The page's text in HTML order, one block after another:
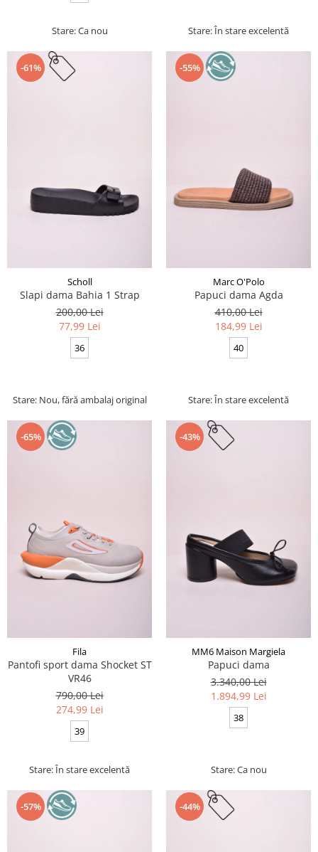
Stare: Ca nou Stare: În stare excelentă
-61%
Scholl
Slapi dama Bahia 1 Strap
200,00 Lei
77,99 Lei
36
Stare: Nou, fără ambalaj original
-55%
Marc O'Polo
Papuci dama Agda
410,00 Lei
184,99 Lei
40
Stare: În stare excelentă
-65%
Fila
Pantofi sport dama Shocket ST
VR46
790,00 Lei
274,99 Lei
39
Stare: În stare excelentă
-43%
MM6 Maison Margiela
Papuci dama
3.340,00 Lei
1.894,99 Lei
38
Stare: Ca nou
-57% -44%